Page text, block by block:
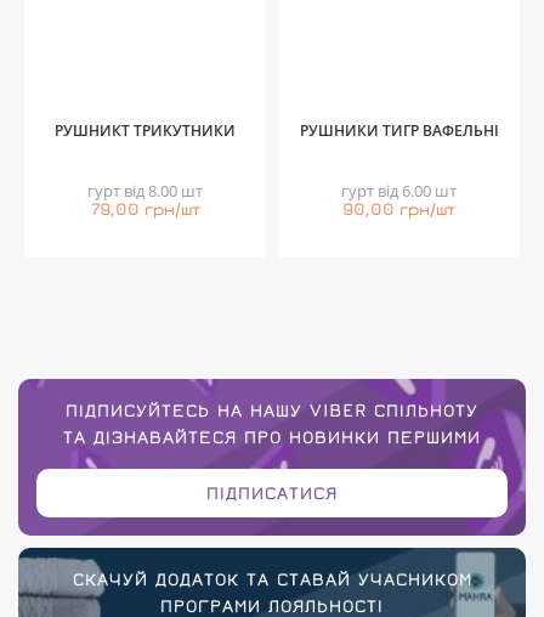
РУШНИКТ ТРИКУТНИКИ
гурт від 8.00 шт
79,00 грн/шт
РУШНИКИ ТИГР ВАФЕЛЬНІ
гурт від 6.00 шт
90,00 грн/шт
ПІДПИСУЙТЕСЬ НА НАШУ VIBER СПІЛЬНОТУ
ТА ДІЗНАВАЙТЕСЯ ПРО НОВИНКИ ПЕРШИМИ
ПІДПИСАТИСЯ
СКАЧУЙ ДОДАТОК ТА СТАВАЙ УЧАСНИКОМ
ПРОГРАМИ ЛОЯЛЬНОСТІ